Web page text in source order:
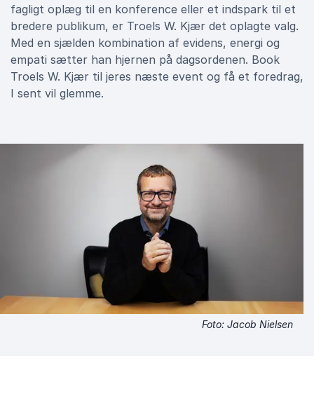
fagligt oplæg til en konference eller et indspark til et
bredere publikum, er Troels W. Kjær det oplagte valg.
Med en sjælden kombination af evidens, energi og
empati sætter han hjernen på dagsordenen. Book
Troels W. Kjær til jeres næste event og få et foredrag,
I sent vil glemme.
Foto: Jacob Nielsen